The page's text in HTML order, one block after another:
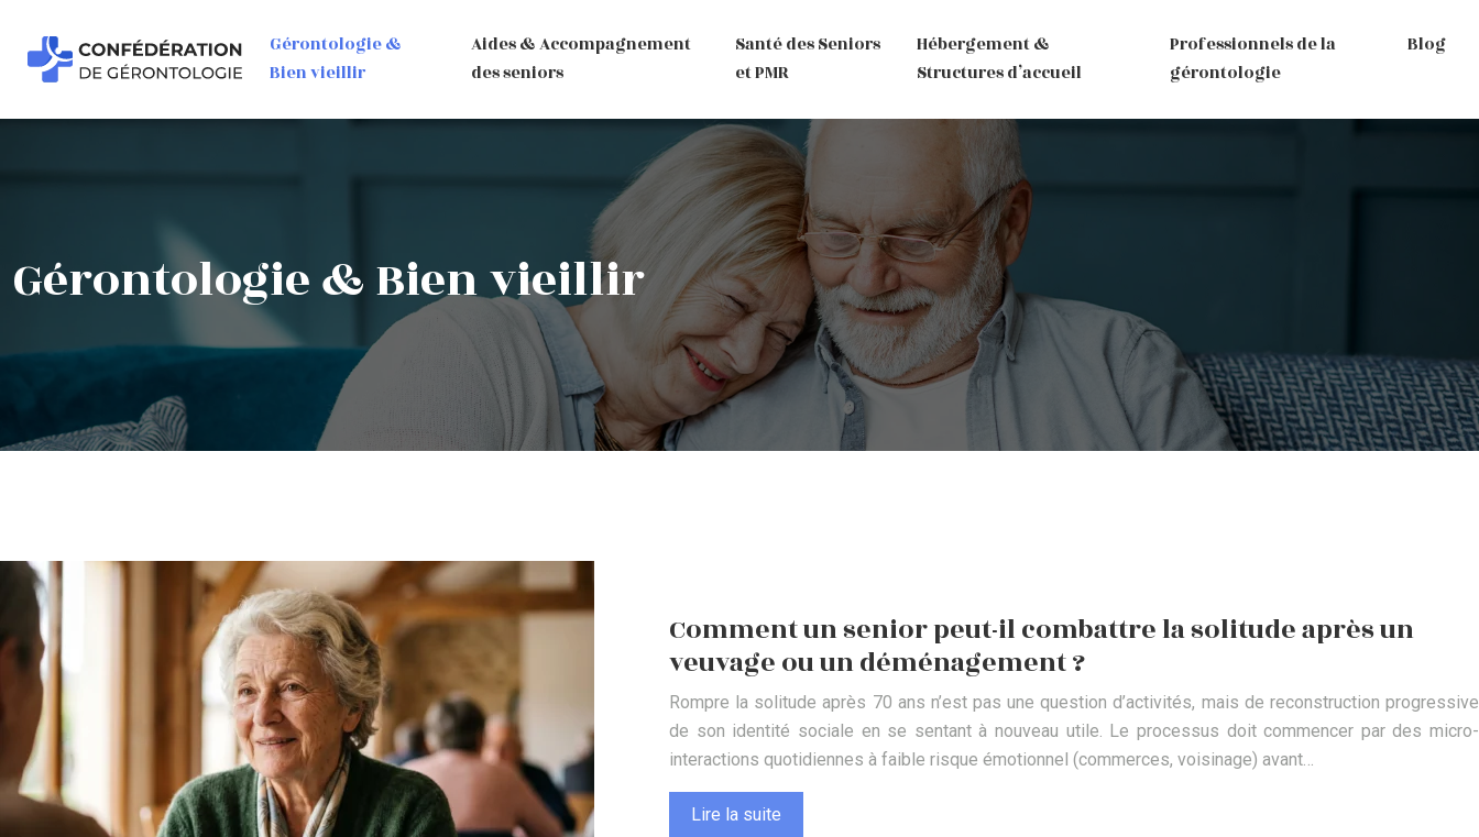
Gérontologie &
Bien vieillir
Aides & Accompagnement
des seniors
Santé des Seniors
et PMR
Hébergement &
Structures d’accueil
Professionnels de la
gérontologie
Blog
Gérontologie & Bien vieillir
Comment un senior peut-il combattre la solitude après un
veuvage ou un déménagement ?
Rompre la solitude après 70 ans n’est pas une question d’activités, mais de reconstruction progressive
de son identité sociale en se sentant à nouveau utile. Le processus doit commencer par des micro-
interactions quotidiennes à faible risque émotionnel (commerces, voisinage) avant…
Lire la suite